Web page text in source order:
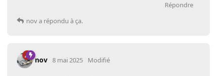
Répondre
nova répondu à ça.
nov 8 mai 2025 Modifié